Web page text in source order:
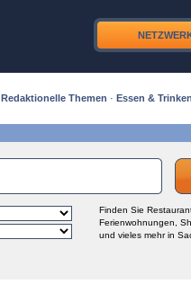
Redaktionelle Themen · Essen &
Finden Sie
Ferienwohnungen,
und vieles mehr in